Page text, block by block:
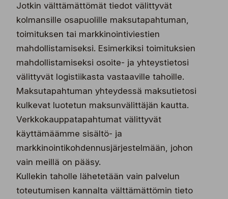
Jotkin välttämättömät tiedot välittyvät
kolmansille osapuolille maksutapahtuman,
toimituksen tai markkinointiviestien
mahdollistamiseksi. Esimerkiksi toimituksien
mahdollistamiseksi osoite- ja yhteystietosi
välittyvät logistiikasta vastaaville tahoille.
Maksutapahtuman yhteydessä maksutietosi
kulkevat luotetun maksunvälittäjän kautta.
Verkkokauppatapahtumat välittyvät
käyttämäämme sisältö- ja
markkinointikohdennusjärjestelmään, johon
vain meillä on pääsy.
Kullekin taholle lähetetään vain palvelun
toteutumisen kannalta välttämättömin tieto